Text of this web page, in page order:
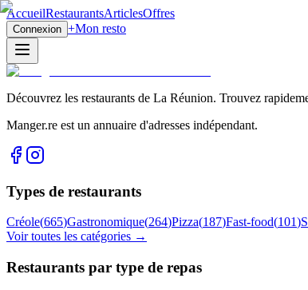
AccueilRestaurantsArticlesOffres
Connexion +Mon resto
Découvrez les restaurants de La Réunion. Trouvez
Manger.re est un annuaire d'adresses indépendant.
Types de restaurants
Créole(665)Gastronomique(264)Pizza(187)Fast-food(101)
Voir toutes les catégories →
Restaurants par type de repas